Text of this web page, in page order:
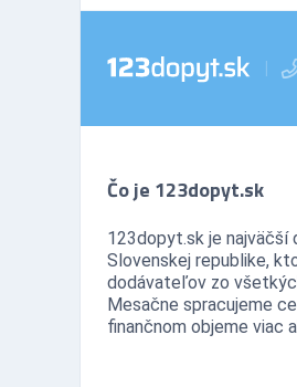
Čo je 123dopyt.sk
123dopyt.sk je
Slovenskej republike,
dodávateľov zo
Mesačne spracujeme
finančnom objeme viac